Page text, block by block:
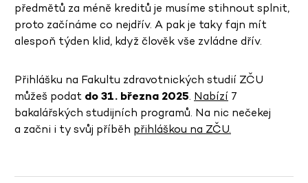
předmětů za méně kreditů je musíme stihnout splnit,
proto začínáme co nejdřív. A pak je taky fajn mít
alespoň týden klid, když člověk vše zvládne dřív.
Přihlášku na Fakultu zdravotnických studií ZČU
můžeš podat do 31. března 2025. Nabízí 7
bakalářských studijních programů. Na nic nečekej
a začni i ty svůj příběh přihláškou na ZČU.